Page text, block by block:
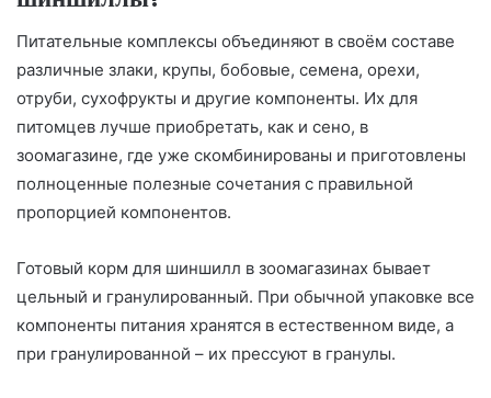
Питательные комплексы объединяют в своём составе
различные злаки, крупы, бобовые, семена, орехи,
отруби, сухофрукты и другие компоненты. Их для
питомцев лучше приобретать, как и сено, в
зоомагазине, где уже скомбинированы и приготовлены
полноценные полезные сочетания с правильной
пропорцией компонентов.
Готовый корм для шиншилл в зоомагазинах бывает
цельный и гранулированный. При обычной упаковке все
компоненты питания хранятся в естественном виде, а
при гранулированной – их прессуют в гранулы.